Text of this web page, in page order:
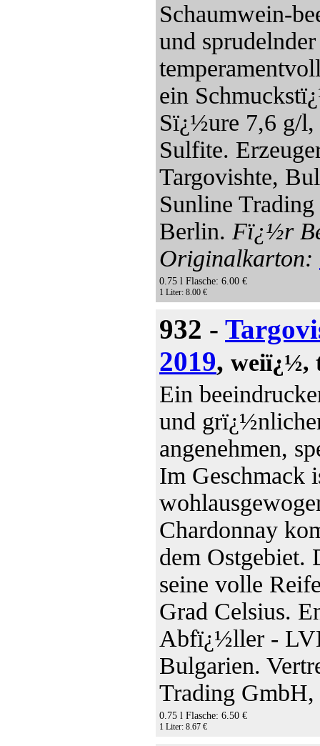
Schaumwein-
und
ein
Sï¿½ure 7,6 g/
Sulfite.
Targovishte,
Sunline
Berlin. Fï¿½r
Originalkarton:
0.75 l Flasche: 6.00 €
1 Liter: 8.00 €
932 -
2019, weiï¿½,
Ein
und
angenehmen,
Im Geschmack
Chardonnay
dem Ostgebiet.
seine volle
Grad Celsius.
Abfï¿½ller -
Bulgarien.
Trading
0.75 l Flasche: 6.50 €
1 Liter: 8.67 €